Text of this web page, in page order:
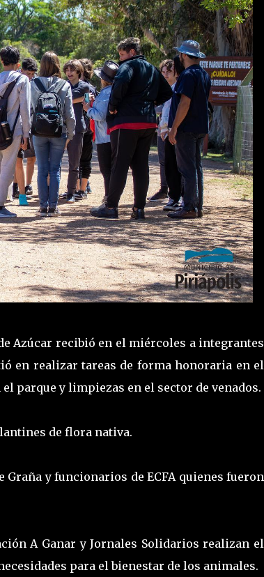
Azúcar recibió en el miércoles a integrantes
en realizar tareas de forma honoraria en el
parque y limpiezas en el sector de venados.
de flora nativa.
y funcionarios de ECFA quienes fueron
A Ganar y Jornales Solidarios realizan el
para el bienestar de los animales.